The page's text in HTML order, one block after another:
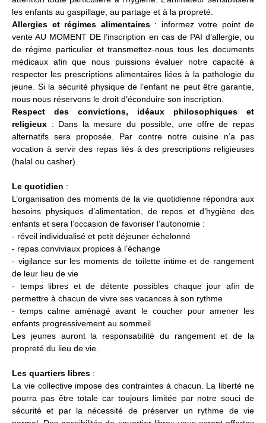
les enfants au gaspillage, au partage et à la propreté.
Allergies et régimes alimentaires : informez votre point de
vente AU MOMENT DE l’inscription en cas de PAI d’allergie, ou
de régime particulier et transmettez-nous tous les documents
médicaux afin que nous puissions évaluer notre capacité à
respecter les prescriptions alimentaires liées à la pathologie du
jeune. Si la sécurité physique de l’enfant ne peut être garantie,
nous nous réservons le droit d’éconduire son inscription.
Respect des convictions, idéaux philosophiques et
religieux : Dans la mesure du possible, une offre de repas
alternatifs sera proposée. Par contre notre cuisine n’a pas
vocation à servir des repas liés à des prescriptions religieuses
(halal ou casher).
Le quotidien :
L’organisation des moments de la vie quotidienne répondra aux
besoins physiques d’alimentation, de repos et d’hygiène des
enfants et sera l’occasion de favoriser l’autonomie :
- réveil individualisé et petit déjeuner échelonné
- repas conviviaux propices à l’échange
- vigilance sur les moments de toilette intime et de rangement
de leur lieu de vie
- temps libres et de détente possibles chaque jour afin de
permettre à chacun de vivre ses vacances à son rythme
- temps calme aménagé avant le coucher pour amener les
enfants progressivement au sommeil.
Les jeunes auront la responsabilité du rangement et de la
propreté du lieu de vie.
Les quartiers libres :
La vie collective impose des contraintes à chacun. La liberté ne
pourra pas être totale car toujours limitée par notre souci de
sécurité et par la nécessité de préserver un rythme de vie